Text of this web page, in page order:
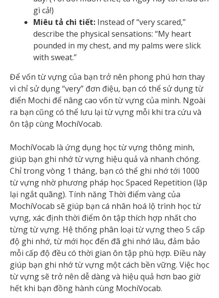
gì cả!)
Miêu tả chi tiết: Instead of “very scared,”
describe the physical sensations: “My heart
pounded in my chest, and my palms were slick
with sweat.”
Để vốn từ vựng của bạn trở nên phong phú hơn thay
vì chỉ sử dụng “very” đơn điệu, bạn có thể sử dụng từ
điển Mochi để nâng cao vốn từ vựng của mình. Ngoài
ra bạn cũng có thể lưu lại từ vựng mỗi khi tra cứu và
ôn tập cùng MochiVocab.
MochiVocab là ứng dụng học từ vựng thông minh,
giúp bạn ghi nhớ từ vựng hiệu quả và nhanh chóng.
Chỉ trong vòng 1 tháng, bạn có thể ghi nhớ tới 1000
từ vựng nhờ phương pháp học Spaced Repetition (lặp
lại ngắt quãng). Tính năng Thời điểm vàng của
MochiVocab sẽ giúp bạn cá nhân hoá lộ trình học từ
vựng, xác định thời điểm ôn tập thích hợp nhất cho
từng từ vựng. Hệ thống phân loại từ vựng theo 5 cấp
độ ghi nhớ, từ mới học đến đã ghi nhớ lâu, đảm bảo
mỗi cấp độ đều có thời gian ôn tập phù hợp. Điều này
giúp bạn ghi nhớ từ vựng một cách bền vững. Việc học
từ vựng sẽ trở nên dễ dàng và hiệu quả hơn bao giờ
hết khi bạn đồng hành cùng MochiVocab.